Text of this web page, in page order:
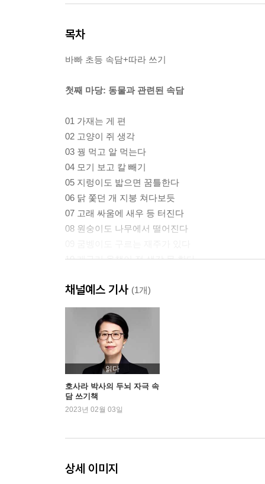
목차
바빠 초등 속담+따라 쓰기
첫째 마당: 동물과 관련된 속담
01 가재는 게 편
02 고양이 쥐 생각
03 꿩 먹고 알 먹는다
04 모기 보고 칼 빼기
05 지렁이도 밟으면 꿈틀한다
06 닭 쫓던 개 지붕 쳐다보듯
07 고래 싸움에 새우 등 터진다
08 원숭이도 나무에서 떨어진다
10 개구리 올챙이 적 생각 못 한다
둘째 마당: 자연과 관련된 속담
11 수박 겉 핥기
12 도토리 키 재기
13 나무에 오르라 하고 흔드는 격
14 벼 이삭은 익을수록 고개를 숙인다
15 호박이 넝쿨째로 굴러떨어졌다
16 될성부른 나무는 떡잎부터 알아본다
20 감나무 밑에 누워서 홍시 떨어지기를 기다린다
채널예스 기사 (1개)
읽다
호사라 박사의 두뇌 자극 속
담 쓰기책
2023년 02월 03일
상세 이미지